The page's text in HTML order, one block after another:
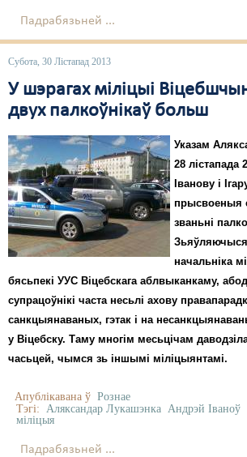
Падрабязьней ...
Субота, 30 Лістапад 2013
У шэрагах міліцыі
двух палкоўнікаў больш
Указам
28 лістапада
Іванову і
прысвоеныя
званьні
Зьяўляючыся
начальніка
бясьпекі УУС Віцебскага аблвыканкаму,
супрацоўнікі часта несьлі ахову
санкцыянаваных, гэтак і на
у Віцебску. Таму многім месьцічам
часьцей, чымся зь іншымі міліцыянтамі.
Апублікавана ў Рознае
Тэгі: Аляксандар Лукашэнка Андрэй Іваноў
міліцыя
Падрабязьней ...